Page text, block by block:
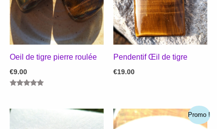
Oeil de tigre pierre roulée
€9.00
Pendentif Œil de tigre
€19.00
Promo !